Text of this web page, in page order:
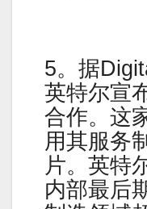
5。据
英特尔宣
合作。这
用其服务
片。英特
内部最后